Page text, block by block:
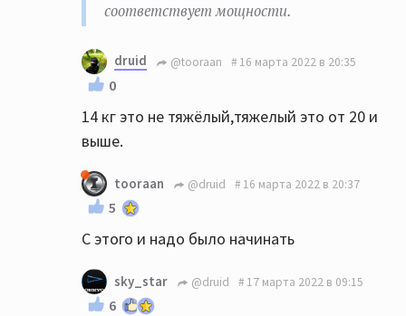
соответствует мощности.
druid @tooraan 16 марта 2022 в 20:35
0
14 кг это не тяжёлый,тяжелый это от 20 и
выше.
tooraan @druid 16 марта 2022 в 20:37
5
С этого и надо было начинать
sky_star @druid 17 марта 2022 в 09:15
6